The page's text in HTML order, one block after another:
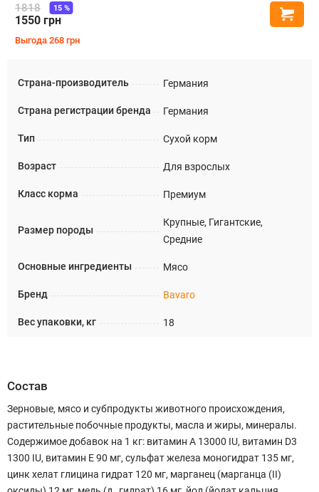
Страна-производитель Германия
Страна регистрации бренда Германия
Тип Сухой корм
Возраст Для взрослых
Класс корма Премиум
Размер породы
Крупные, Гигантские,
Средние
Основные ингредиенты Мясо
Бренд Bavaro
Вес упаковки, кг 18
1818
1550 грн
15%
Выгода 268 грн
Состав
Зерновые, мясо и субпродукты животного происхождения,
растительные побочные продукты, масла и жиры, минералы.
Содержимое добавок на 1 кг: витамин А 13000 IU, витамин D3
1300 IU, витамин Е 90 мг, сульфат железа моногидрат 135 мг,
цинк хелат глицина гидрат 120 мг, марганец (марганца (II)